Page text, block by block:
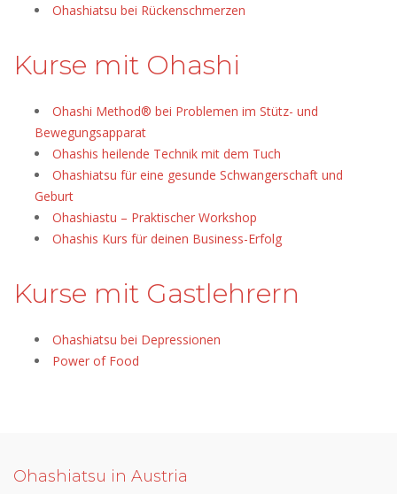
Ohashiatsu bei Rückenschmerzen
Kurse mit Ohashi
Ohashi Method® bei Problemen im Stütz- und
Bewegungsapparat
Ohashis heilende Technik mit dem Tuch
Ohashiatsu für eine gesunde Schwangerschaft und
Geburt
Ohashiastu – Praktischer Workshop
Ohashis Kurs für deinen Business-Erfolg
Kurse mit Gastlehrern
Ohashiatsu bei Depressionen
Power of Food
Ohashiatsu in Austria